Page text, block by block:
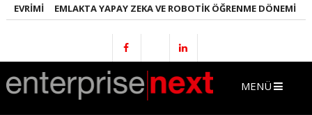
EMLAKTA YAPAY ZEKA VE ROBOTIK ÖĞRENME DÖNEMI
MENÜ